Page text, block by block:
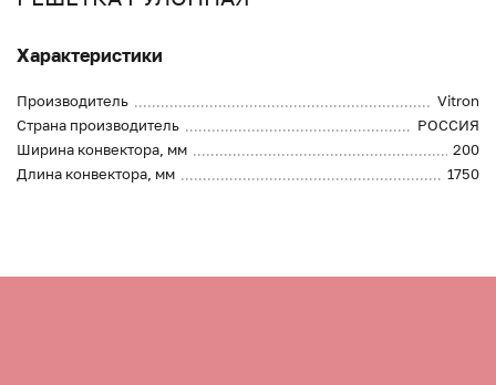
Характеристики
Производитель
Vitron
Страна производитель
РОССИЯ
Ширина конвектора, мм
200
Длина конвектора, мм
1750